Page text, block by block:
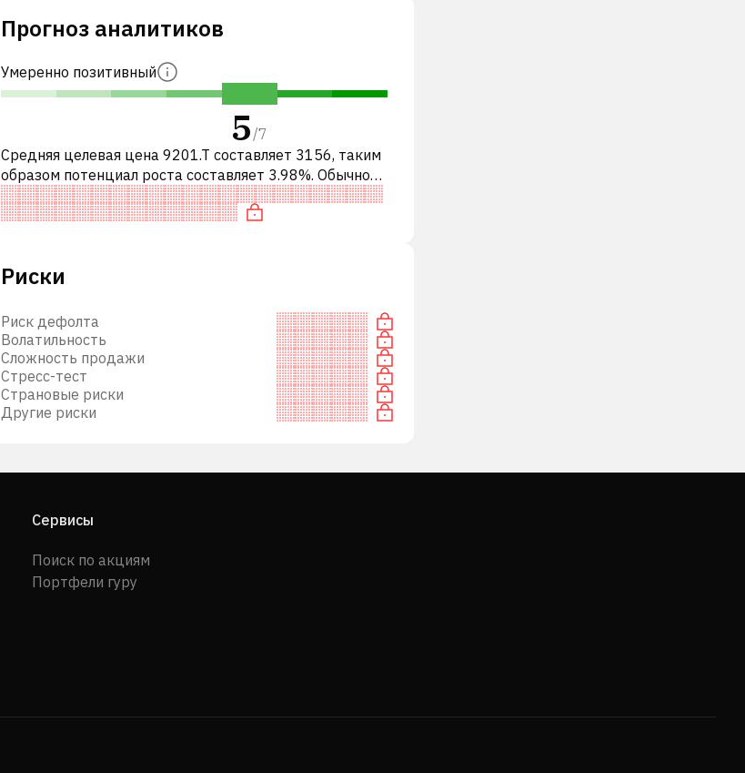
Прогноз аналитиков
Умеренно позитивный
5/7
Средняя целевая цена 9201.T составляет 3156, таким
образом потенциал роста составляет 3.98%. Обычно
это означает рекомендацию «ДЕРЖАТЬ» среди
инвестиционных компаний. Эта
Риски
Риск дефолта
Волатильность
Сложность продажи
Стресс-тест
Страновые риски
Другие риски
Сервисы
Поиск по акциям
Портфели гуру